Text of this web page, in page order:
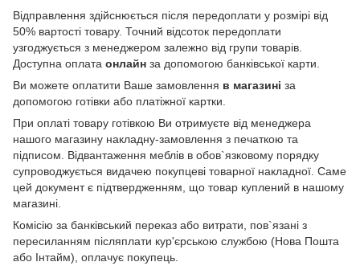
Відправлення здійснюється після передоплати у розмірі від
50% вартості товару. Точний відсоток передоплати
узгоджується з менеджером залежно від групи товарів.
Доступна оплата онлайн за допомогою банківської карти.
Ви можете оплатити Ваше замовлення в магазині за
допомогою готівки або платіжної картки.
При оплаті товару готівкою Ви отримуєте від менеджера
нашого магазину накладну-замовлення з печаткою та
підписом. Відвантаження меблів в обов`язковому порядку
супроводжується видачею покупцеві товарної накладної. Саме
цей документ є підтвердженням, що товар куплений в нашому
магазині.
Комісію за банківський переказ або витрати, пов`язані з
пересиланням післяплати кур'єрською службою (Нова Пошта
або Інтайм), оплачує покупець.